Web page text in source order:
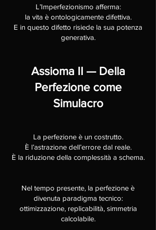
L’Imperfezionismo afferma:
la vita è ontologicamente difettiva.
E in questo difetto risiede la sua potenza
generativa.
Assioma II — Della
Perfezione come
Simulacro
La perfezione è un costrutto.
È l’astrazione dell’errore dal reale.
È la riduzione della complessità a schema.
Nel tempo presente, la perfezione è
divenuta paradigma tecnico:
ottimizzazione, replicabilità, simmetria
calcolabile.